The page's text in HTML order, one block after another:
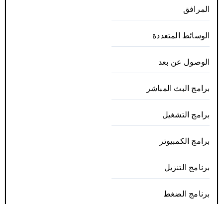
المرافق
الوسائط المتعددة
الوصول عن بعد
برامج البث المباشر
برامج التشغيل
برامج الكمبيوتر
برنامج التنزيل
برنامج الضغط